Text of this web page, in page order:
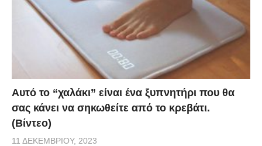
Αυτό το “χαλάκι” είναι ένα ξυπνητήρι που θα
σας κάνει να σηκωθείτε από το κρεβάτι.
(Βίντεο)
11 ΔΕΚΕΜΒΡΊΟΥ, 2023